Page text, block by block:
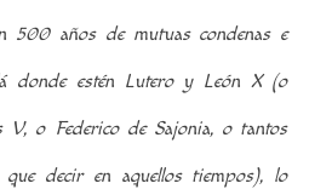
500 años de mutuas condenas e
donde estén Lutero y León X (o
o Federico de Sajonia, o tantos
decir en aquellos tiempos), lo